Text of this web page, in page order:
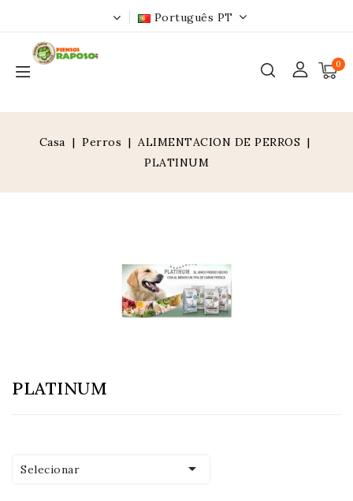
Português PT
0
Casa Perros
ALIMENTACION DE PERROS
PLATINUM
PLATINUM
Selecionar 